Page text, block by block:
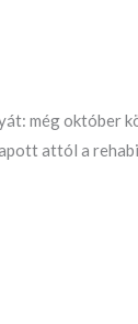
még október
attól a